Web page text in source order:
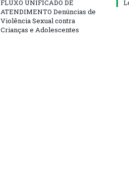
FLUXO UNIFICADO DE
ATENDIMENTO Denúncias de
Violência Sexual contra
Crianças e Adolescentes